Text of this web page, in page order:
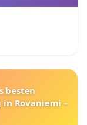
besten
Rovaniemi –